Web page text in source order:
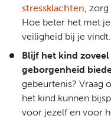
stressklachten, zorg
Hoe beter het met
veiligheid bij je vindt.
Blijf het kind
geborgenheid
gebeurtenis? Vraag
het kind kunnen
voor jezelf en voor